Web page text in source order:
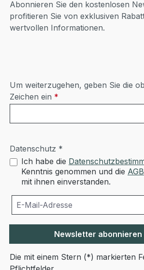
Abonnieren Sie den kostenlosen
profitieren Sie von exklusiven
wertvollen Informationen.
Um weiterzugehen, geben Sie die
Zeichen ein *
Datenschutz *
Ich habe die
Kenntnis genommen und die AGB
mit ihnen einverstanden.
Newsletter abonnieren
Die mit einem Stern (*) markierten